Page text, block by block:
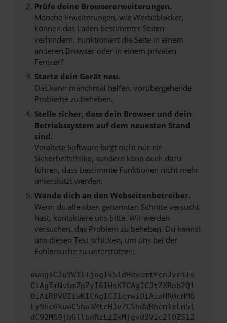
Prüfe deine Browsererweiterungen.
Manche Erweiterungen, wie Werbeblocker,
können das Laden bestimmter Seiten
verhindern. Funktioniert die Seite in einem
anderen Browser oder in einem privaten
Fenster?
Starte dein Gerät neu.
Das kann manchmal helfen, vorübergehende
Probleme zu beheben.
Stelle sicher, dass dein Browser und dein
Betriebssystem auf dem neuesten Stand
sind.
Veraltete Software birgt nicht nur ein
Sicherheitsrisiko, sondern kann auch dazu
führen, dass bestimmte Funktionen nicht mehr
unterstützt werden.
Wende dich an den Webseitenbetreiber.
Wenn du alle oben genannten Schritte versucht
hast, kontaktiere uns bitte. Wir werden
versuchen, das Problem zu beheben. Du kannst
uns diesen Text schicken, um uns bei der
Fehlersuche zu unterstützen:
ewogICJuYW1lIjogIk5ldHdvcmtFcnJvciIs
CiAgImNvbmZpZyI6IHsKICAgICJtZXRob2Qi
OiAiR0VUIiwKICAgICJ1cmwiOiAiaHR0cHM6
Ly9hcGkueC5ha3MtcHJvZC5hdWRhcmlzLm5l
dC92MS9jbGllbnRzLzIxMjgvd2Vic2l0ZS12